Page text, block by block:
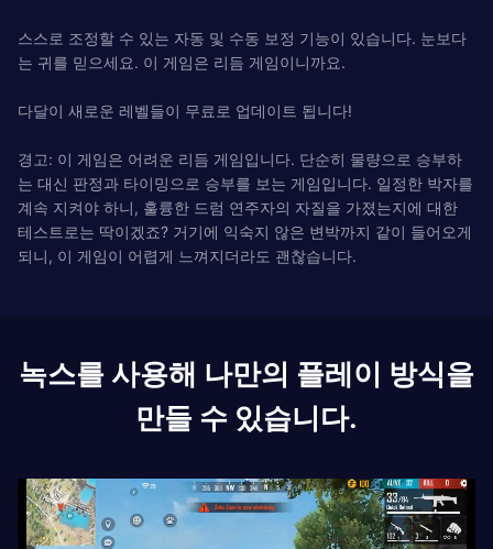
스스로 조정할 수 있는 자동 및 수동 보정 기능이 있습니다. 눈보다
는 귀를 믿으세요. 이 게임은 리듬 게임이니까요.
다달이 새로운 레벨들이 무료로 업데이트 됩니다!
경고: 이 게임은 어려운 리듬 게임입니다. 단순히 물량으로 승부하
는 대신 판정과 타이밍으로 승부를 보는 게임입니다. 일정한 박자를
계속 지켜야 하니, 훌륭한 드럼 연주자의 자질을 가졌는지에 대한
테스트로는 딱이겠죠? 거기에 익숙지 않은 변박까지 같이 들어오게
되니, 이 게임이 어렵게 느껴지더라도 괜찮습니다.
녹스를 사용해 나만의 플레이 방식을
만들 수 있습니다.